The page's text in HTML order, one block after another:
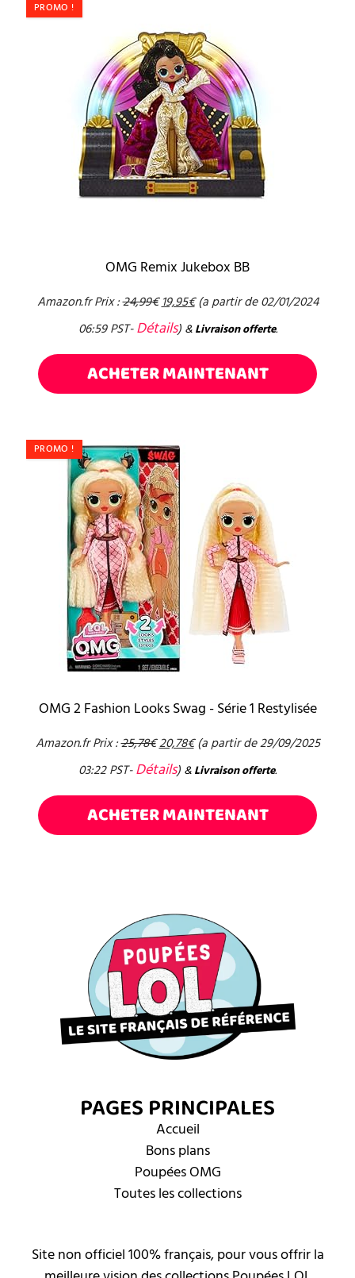
OMG Remix Jukebox BB
PROMO !
Amazon.fr Prix :24,99€ 19,95€(a partir de 02/01/2024
06:59 PST-Détails) & Livraison offerte.
ACHETER MAINTENANT
OMG 2 Fashion Looks Swag - Série 1 Restylisée
PROMO !
Amazon.fr Prix :25,78€ 20,78€(a partir de 29/09/2025
03:22 PST-Détails) & Livraison offerte.
ACHETER MAINTENANT
PAGES PRINCIPALES
Accueil
Bons plans
Poupées OMG
Toutes les collections
Site non officiel 100% français, pour vous offrir la